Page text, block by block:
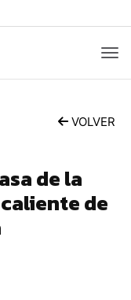
VOLVER
de la
de